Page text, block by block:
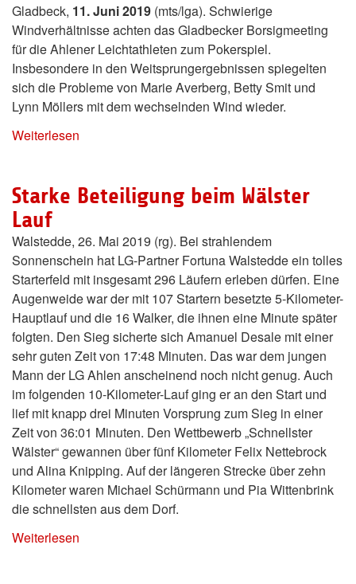
Gladbeck, 11. Juni 2019 (mts/lga). Schwierige
Windverhältnisse achten das Gladbecker Borsigmeeting
für die Ahlener Leichtathleten zum Pokerspiel.
Insbesondere in den Weitsprungergebnissen spiegelten
sich die Probleme von Marie Averberg, Betty Smit und
Lynn Möllers mit dem wechselnden Wind wieder.
Weiterlesen
Starke Beteiligung beim Wälster
Lauf
Walstedde, 26. Mai 2019 (rg). Bei strahlendem
Sonnenschein hat LG-Partner Fortuna Walstedde ein tolles
Starterfeld mit insgesamt 296 Läufern erleben dürfen. Eine
Augenweide war der mit 107 Startern besetzte 5-Kilometer-
Hauptlauf und die 16 Walker, die ihnen eine Minute später
folgten. Den Sieg sicherte sich Amanuel Desale mit einer
sehr guten Zeit von 17:48 Minuten. Das war dem jungen
Mann der LG Ahlen anscheinend noch nicht genug. Auch
im folgenden 10-Kilometer-Lauf ging er an den Start und
lief mit knapp drei Minuten Vorsprung zum Sieg in einer
Zeit von 36:01 Minuten. Den Wettbewerb „Schnellster
Wälster“ gewannen über fünf Kilometer Felix Nettebrock
und Alina Knipping. Auf der längeren Strecke über zehn
Kilometer waren Michael Schürmann und Pia Wittenbrink
die schnellsten aus dem Dorf.
Weiterlesen